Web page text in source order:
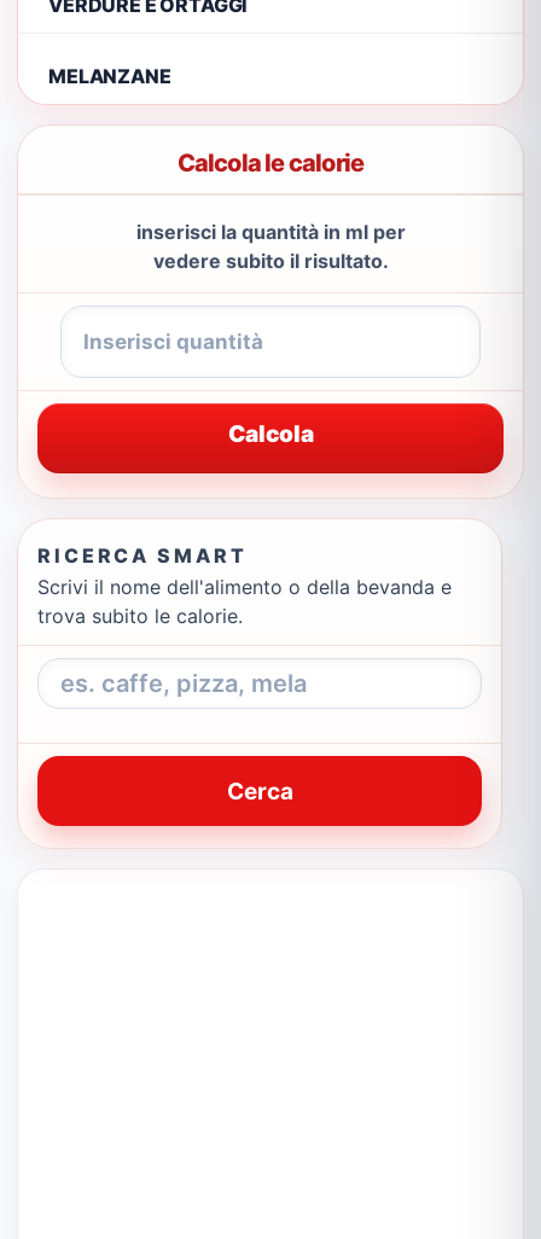
MELANZANE
Calcola le calorie
inserisci la quantità in ml per
vedere subito il risultato.
Calcola
RICERCA SMART
Scrivi il nome dell'alimento o della bevanda e
trova subito le calorie.
Cerca